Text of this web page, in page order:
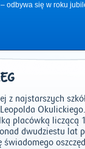
odbywa się w roku
z najstarszych
Okulickiego.
placówką liczącą
dwudziestu lat
świadomego
2011| 2012|